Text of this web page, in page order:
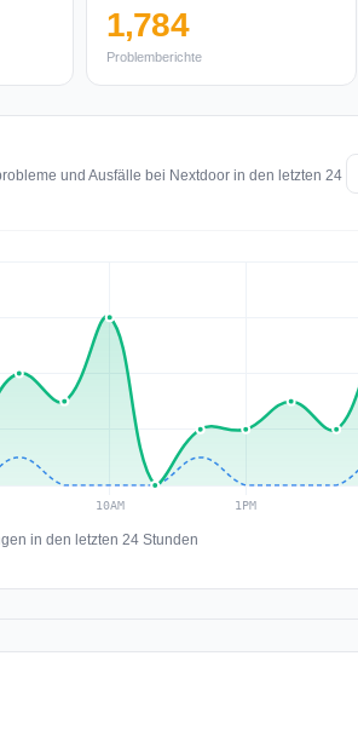
1,784
Problemberichte
und Ausfälle bei Nextdoor in den letzten 24
in den letzten 24 Stunden